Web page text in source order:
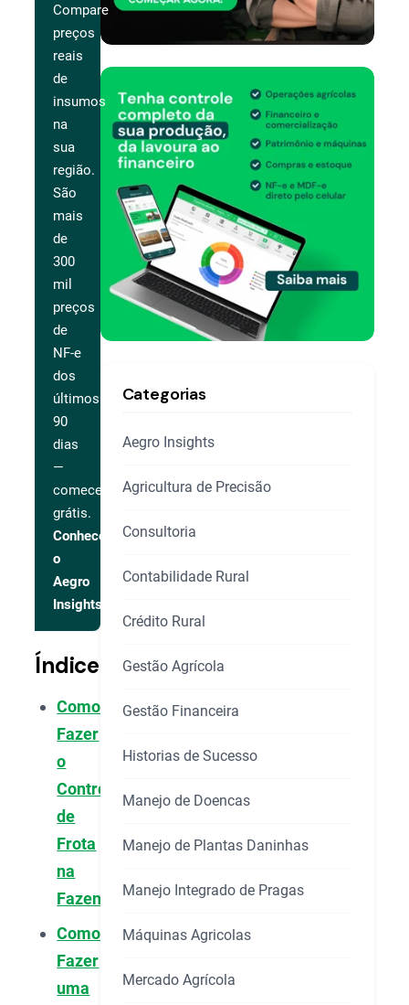
Compare
preços
reais
de
insumos
na
sua
região.
São
mais
de
300
mil
preços
de
NF-e
dos
últimos
90
dias
—
comece
grátis.
Conhecer
o
Aegro
Insights
Índice
Como
Fazer
o
Controle
de
Frota
na
Fazenda?
Como
Fazer
uma
Categorias
Aegro Insights
Agricultura de Precisão
Consultoria
Contabilidade Rural
Crédito Rural
Gestão Agrícola
Gestão Financeira
Historias de Sucesso
Manejo de Doencas
Manejo de Plantas Daninhas
Manejo Integrado de Pragas
Máquinas Agricolas
Mercado Agrícola